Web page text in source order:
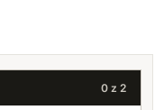
0 z 2